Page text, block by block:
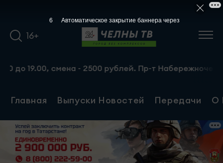
16+
смена - 2500 рублей. Пр-т
Главная Выпуски Новостей Передачи О
5 Автоматическое закрытие баннера через